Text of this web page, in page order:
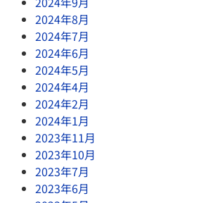
2024年8月
2024年7月
2024年6月
2024年5月
2024年4月
2024年2月
2024年1月
2023年11月
2023年10月
2023年7月
2023年6月